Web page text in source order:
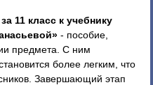
11 класс к учебнику
- пособие,
предмета. С ним
более легким, что
Завершающий этап